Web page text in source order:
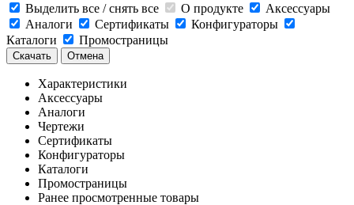
Выделить все / снять все
О продукте
Аксессуары
Аналоги
Сертификаты
Конфигураторы
Каталоги
Промостраницы
Скачать Отмена
Характеристики
Аксессуары
Аналоги
Чертежи
Сертификаты
Конфигураторы
Каталоги
Промостраницы
Ранее просмотренные товары